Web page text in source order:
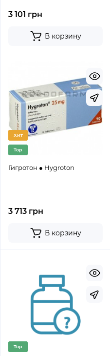
3 101 грн
В корзину
Хит
Top
Гигротон ● Hygroton
3 713 грн
В корзину
Top